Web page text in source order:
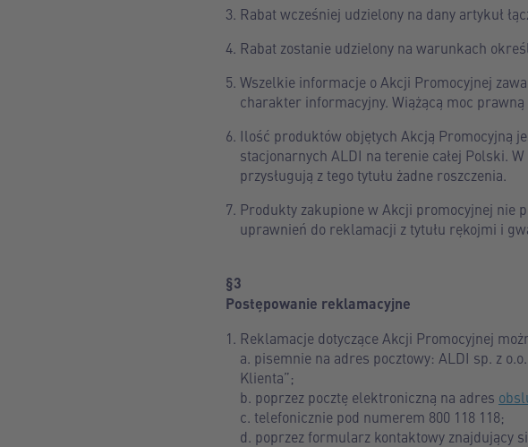
Rabat wcześniej udzielony na dany artykuł
Rabat zostanie udzielony na warunkach
Wszelkie informacje o Akcji Promocyjnej
charakter informacyjny. Wiążącą moc
Ilość produktów objętych Akcją Promocyjną
stacjonarnych ALDI na terenie całej Polski.
przysługują z tego tytułu żadne roszczenia.
Produkty zakupione w Akcji promocyjnej nie
uprawnień do reklamacji z tytułu rękojmi i
§3
Postępowanie reklamacyjne
Reklamacje dotyczące Akcji Promocyjnej
a. pisemnie na adres pocztowy: ALDI sp. z
Klienta”;
b. poprzez pocztę elektroniczną na adres
c. telefonicznie pod numerem 800 118 118;
d. poprzez formularz kontaktowy znajdujący